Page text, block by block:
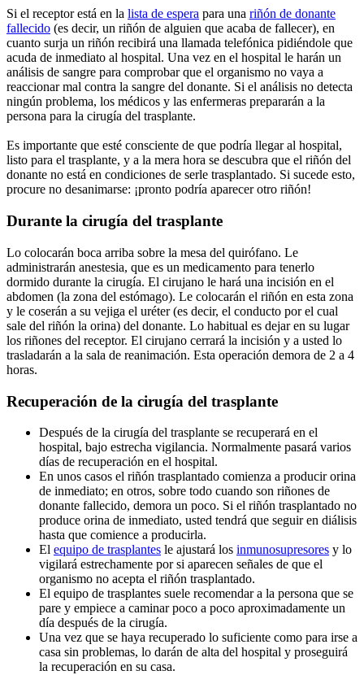
Si el receptor está en la lista de espera para una riñón de donante
fallecido (es decir, un riñón de alguien que acaba de fallecer), en
cuanto surja un riñón recibirá una llamada telefónica pidiéndole que
acuda de inmediato al hospital. Una vez en el hospital le harán un
análisis de sangre para comprobar que el organismo no vaya a
reaccionar mal contra la sangre del donante. Si el análisis no detecta
ningún problema, los médicos y las enfermeras prepararán a la
persona para la cirugía del trasplante.
Es importante que esté consciente de que podría llegar al hospital,
listo para el trasplante, y a la mera hora se descubra que el riñón del
donante no está en condiciones de serle trasplantado. Si sucede esto,
procure no desanimarse: ¡pronto podría aparecer otro riñón!
Durante la cirugía del trasplante
Lo colocarán boca arriba sobre la mesa del quirófano. Le
administrarán anestesia, que es un medicamento para tenerlo
dormido durante la cirugía. El cirujano le hará una incisión en el
abdomen (la zona del estómago). Le colocarán el riñón en esta zona
y le coserán a su vejiga el uréter (es decir, el conducto por el cual
sale del riñón la orina) del donante. Lo habitual es dejar en su lugar
los riñones del receptor. El cirujano cerrará la incisión y a usted lo
trasladarán a la sala de reanimación. Esta operación demora de 2 a 4
horas.
Recuperación de la cirugía del trasplante
Después de la cirugía del trasplante se recuperará en el
hospital, bajo estrecha vigilancia. Normalmente pasará varios
días de recuperación en el hospital.
En unos casos el riñón trasplantado comienza a producir orina
de inmediato; en otros, sobre todo cuando son riñones de
donante fallecido, demora un poco. Si el riñón trasplantado no
produce orina de inmediato, usted tendrá que seguir en diálisis
hasta que comience a producirla.
El equipo de trasplantes le ajustará los inmunosupresores y lo
vigilará estrechamente por si aparecen señales de que el
organismo no acepta el riñón trasplantado.
El equipo de trasplantes suele recomendar a la persona que se
pare y empiece a caminar poco a poco aproximadamente un
día después de la cirugía.
Una vez que se haya recuperado lo suficiente como para irse a
casa sin problemas, lo darán de alta del hospital y proseguirá
la recuperación en su casa.